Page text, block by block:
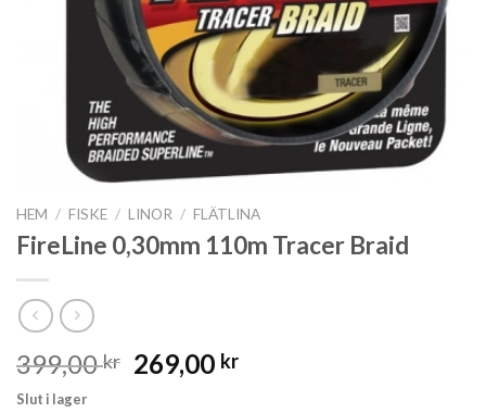
HEM / FISKE / LINOR / FLÄTLINA
FireLine 0,30mm 110m Tracer Braid
399,00kr Det
ursprungliga
269,00 krDet
Slut i lager